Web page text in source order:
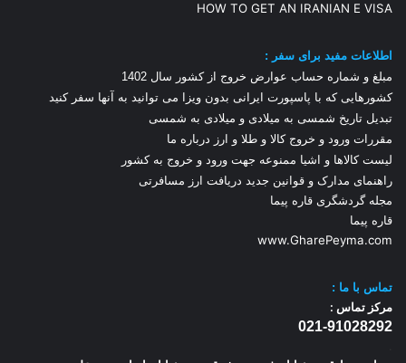
HOW TO GET AN IRANIAN E VISA
اطلاعات مفید برای سفر :
مبلغ و شماره حساب عوارض خروج از کشور سال 1 402
کشورهایی که با پاسپورت ایرانی بدون ویزا می توانید به آنها سفر کنید
تبدیل تاریخ شمسی به میلادی و میلادی به شمسی
مقررات ورود و خروج کالا و طلا و ارز درباره ما
لیست کالاها و اشیا ممنوعه جهت ورود و خروج به کشور
راهنمای مدارک و قوانین جدید دریافت ارز مسافرتی
مجله گردشگری قاره پیما
قاره پیما
www.GharePeyma.com
تماس با ما :
مرکز تماس :
021-91028292